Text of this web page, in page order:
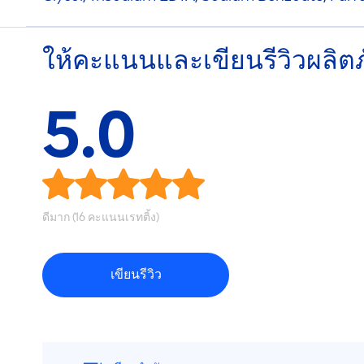
ให้คะแนนและเขียนรีวิวผลิ
5.0
ดีมาก (16 คะแนนเรทติ้ง)
เขียนรีวิว